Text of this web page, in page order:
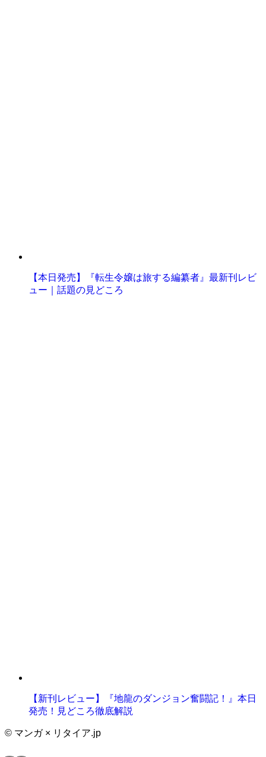
【本日発売】『転生令嬢は旅する編纂者』最新刊レビ
ュー｜話題の見どころ
【新刊レビュー】『地龍のダンジョン奮闘記！』本日
発売！見どころ徹底解説
© マンガ × リタイア.jp